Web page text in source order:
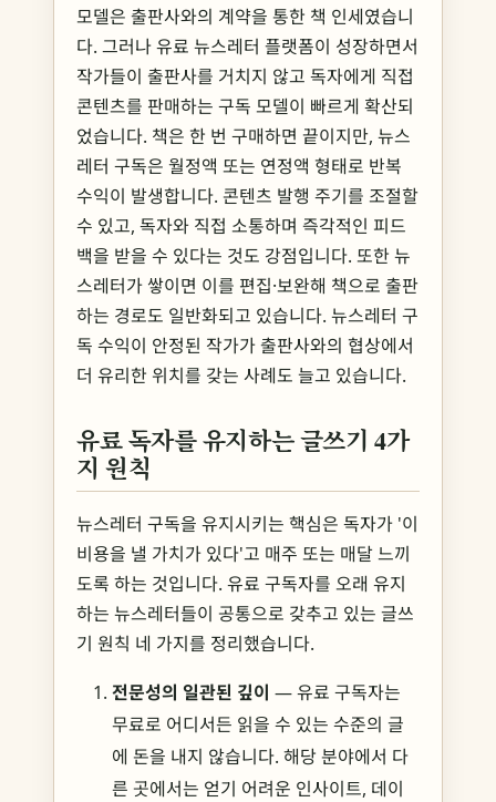
모델은 출판사와의 계약을 통한 책 인세였습니
다. 그러나 유료 뉴스레터 플랫폼이 성장하면서
작가들이 출판사를 거치지 않고 독자에게 직접
콘텐츠를 판매하는 구독 모델이 빠르게 확산되
었습니다. 책은 한 번 구매하면 끝이지만, 뉴스
레터 구독은 월정액 또는 연정액 형태로 반복
수익이 발생합니다. 콘텐츠 발행 주기를 조절할
수 있고, 독자와 직접 소통하며 즉각적인 피드
백을 받을 수 있다는 것도 강점입니다. 또한 뉴
스레터가 쌓이면 이를 편집·보완해 책으로 출판
하는 경로도 일반화되고 있습니다. 뉴스레터 구
독 수익이 안정된 작가가 출판사와의 협상에서
더 유리한 위치를 갖는 사례도 늘고 있습니다.
유료 독자를 유지하는 글쓰기 4가
지 원칙
뉴스레터 구독을 유지시키는 핵심은 독자가 '이
비용을 낼 가치가 있다'고 매주 또는 매달 느끼
도록 하는 것입니다. 유료 구독자를 오래 유지
하는 뉴스레터들이 공통으로 갖추고 있는 글쓰
기 원칙 네 가지를 정리했습니다.
전문성의 일관된 깊이 — 유료 구독자는
무료로 어디서든 읽을 수 있는 수준의 글
에 돈을 내지 않습니다. 해당 분야에서 다
른 곳에서는 얻기 어려운 인사이트, 데이